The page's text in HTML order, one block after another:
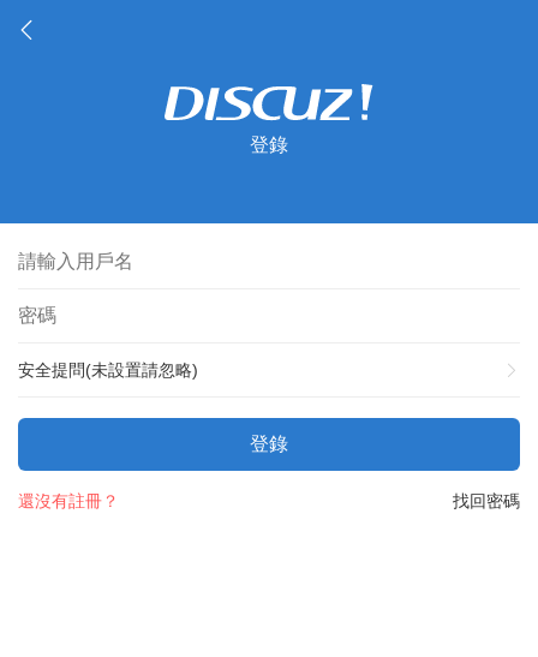
登錄
安全提問(未設置請忽略)
登錄
找回密碼
還沒有註冊？